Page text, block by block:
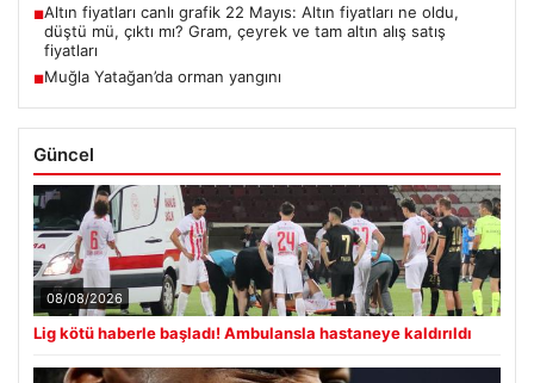
■Altın fiyatları canlı grafik 22 Mayıs: Altın fiyatları ne oldu,
düştü mü, çıktı mı? Gram, çeyrek ve tam altın alış satış
fiyatları
■Muğla Yatağan’da orman yangını
Güncel
08/08/2026
Lig kötü haberle başladı! Ambulansla hastaneye kaldırıldı